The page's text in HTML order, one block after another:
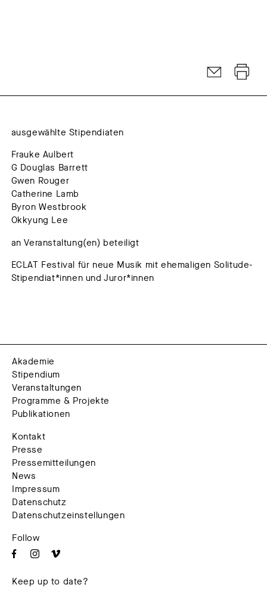
ausgewählte Stipendiaten
Frauke Aulbert
G Douglas Barrett
Gwen Rouger
Catherine Lamb
Byron Westbrook
Okkyung Lee
an Veranstaltung(en) beteiligt
ECLAT Festival für neue Musik mit ehemaligen Solitude-
Stipendiat*innen und Juror*innen
Akademie
Stipendium
Veranstaltungen
Programme & Projekte
Publikationen
Kontakt
Presse
Pressemitteilungen
News
Impressum
Datenschutz
Datenschutzeinstellungen
Follow
Keep up to date?